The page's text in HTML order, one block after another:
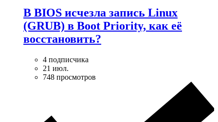
В BIOS исчезла запись Linux
(GRUB) в Boot Priority, как её
восстановить?
4 подписчика
21 июл.
748 просмотров